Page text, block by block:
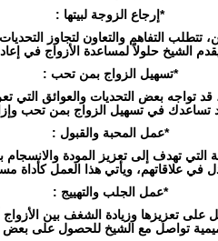
*إرجاع الزوجة لبيتها :
تتطلب التفاهم والتعاون لتجاوز
الشيخ حلولاً لمساعدة الأزواج في
*تسهيل الزواج بمن تحب :
تواجه بعض التحديات والعوائق
تساعدك في تسهيل الزواج بمن تحب
*عمل المحبة والقبول :
التي تهدف إلى تعزيز المودة
في علاقاتهم، ويأتي هذا العمل
*عمل الجلب والتهييج :
على تعزيزها وزيادة الشغف بين
تواصل مع الشيخ للحصول على بعض